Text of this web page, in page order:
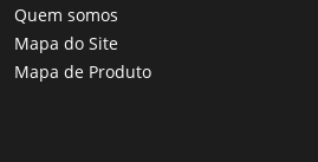
Quem somos
Mapa do Site
Mapa de Produto